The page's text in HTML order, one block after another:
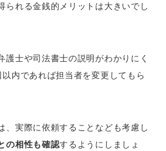
られる金銭的メリットは大きいでし
護士や司法書士の説明がわかりにく
内であれば担当者を変更してもら
、実際に依頼することなども考慮し
の相性も確認するようにしましょ